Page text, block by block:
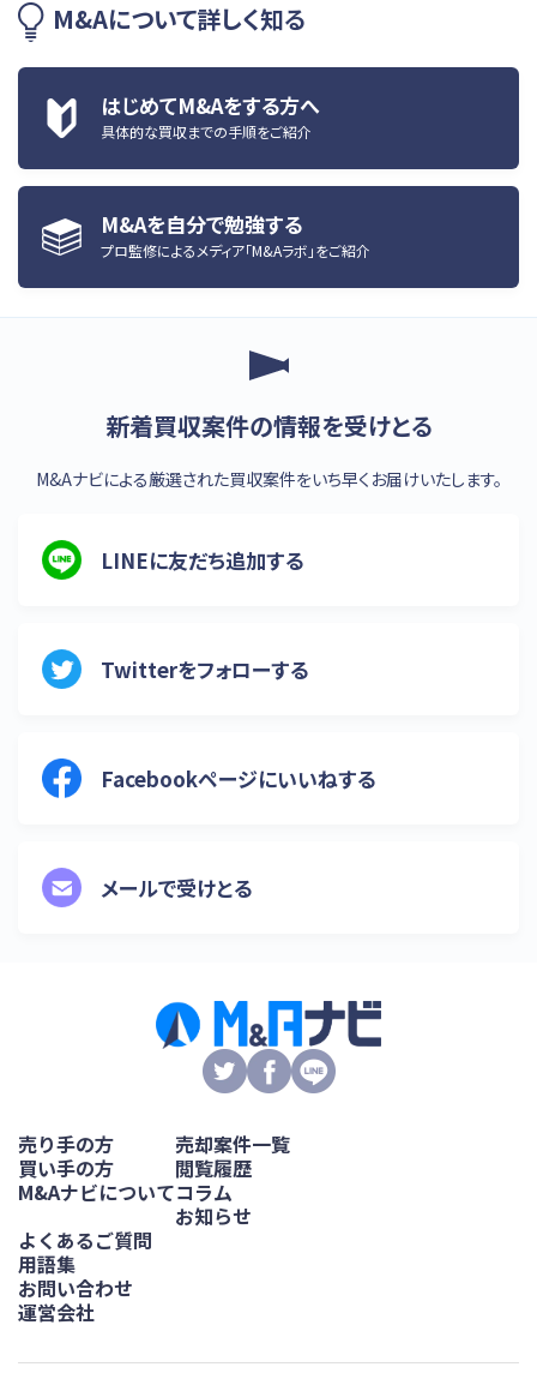
M&Aについて詳しく知る
はじめてM&Aをする方へ
具体的な買収までの手順をご紹介
M&Aを自分で勉強する
プロ監修によるメディア「M&Aラボ」をご紹介
新着買収案件の情報を受けとる
M&Aナビによる厳選された買収案件をいち早くお届けいたします。
LINEに友だち追加する
Twitterをフォローする
Facebookページにいいねする
メールで受けとる
売り手の方
買い手の方
M&Aナビについて
売却案件一覧
閲覧履歴
コラム
お知らせ
よくあるご質問
用語集
お問い合わせ
運営会社